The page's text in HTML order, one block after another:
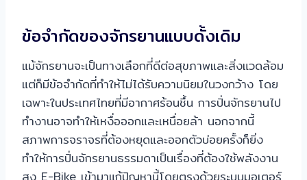
ข้อจำกัดของจักรยานแบบดั้งเดิม
แม้จักรยานจะเป็นทางเลือกที่ดีต่อสุขภาพและสิ่งแวดล้อม
แต่ก็มีข้อจำกัดที่ทำให้ไม่ได้รับความนิยมในวงกว้าง โดย
เฉพาะในประเทศไทยที่มีอากาศร้อนชื้น การปั่นจักรยานไป
ทำงานอาจทำให้เหงื่อออกและเหนื่อยล้า นอกจากนี้
สภาพการจราจรที่ต้องหยุดและออกตัวบ่อยครั้งก็ยิ่ง
ทำให้การปั่นจักรยานธรรมดาเป็นเรื่องที่ต้องใช้พลังงาน
สูง E-Bike เข้ามาแก้ปัญหานี้โดยตรงด้วยระบบมอเตอร์